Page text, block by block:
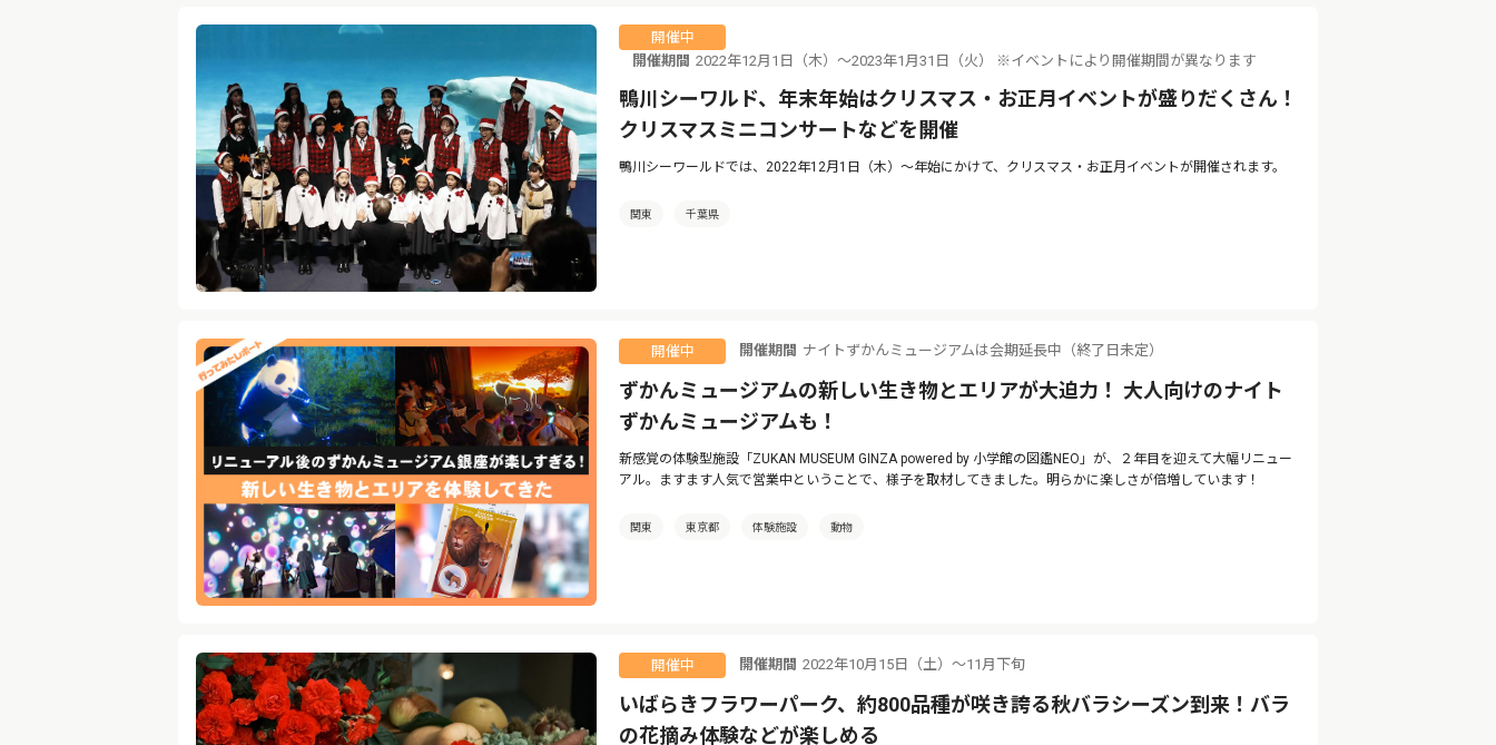
開催中
開催期間 2022年12月1日（木）〜2023年1月31日（火） ※イベントにより開催期間が異なります
鴨川シーワルド、年末年始はクリスマス・お正月イベントが盛りだくさん！
クリスマスミニコンサートなどを開催
鴨川シーワールドでは、2022年12月1日（木）〜年始にかけて、クリスマス・お正月イベントが開催されます。
関東 千葉県
開催中 開催期間 ナイトずかんミュージアムは会期延長中（終了日未定）
ずかんミュージアムの新しい生き物とエリアが大迫力！ 大人向けのナイト
ずかんミュージアムも！
新感覚の体験型施設「ZUKAN MUSEUM GINZA powered by 小学館の図鑑NEO」が、２年目を迎えて大幅リニュー
アル。ますます人気で営業中ということで、様子を取材してきました。明らかに楽しさが倍増しています！
関東 東京都 体験施設 動物
開催中 開催期間 2022年10月15日（土）～11月下旬
いばらきフラワーパーク、約800品種が咲き誇る秋バラシーズン到来！バラ
の花摘み体験などが楽しめる